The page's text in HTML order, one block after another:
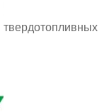
твердотопливных